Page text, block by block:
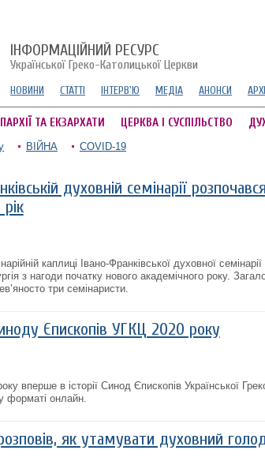
ІНФОРМАЦІЙНИЙ РЕСУРС
Української Греко-Католицької Церкви
НОВИНИ СТАТТІ ІНТЕРВ'Ю МЕДІА АНОНСИ
ТА ЕКЗАРХАТИ ЦЕРКВА І СУСПІЛЬСТВО
ВІЙНА COVID-19
духовній семінарії
каплиці Івано-Франківської духовної
з нагоди початку нового академічного року.
три семінаристи.
Єпископів УГКЦ 2020 року
вперше в історії Синод Єпископів Української
форматі онлайн.
як утамувати духовний